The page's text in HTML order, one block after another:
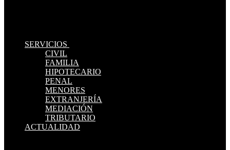
SERVICIOS
CIVIL
FAMILIA
HIPOTECARIO
PENAL
MENORES
EXTRANJERÍA
MEDIACIÓN
TRIBUTARIO
ACTUALIDAD